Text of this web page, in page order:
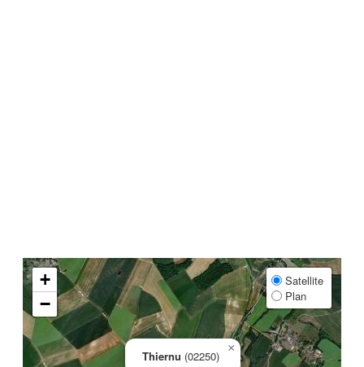
Thiernu (02250)
×
+
−
Satellite
Plan